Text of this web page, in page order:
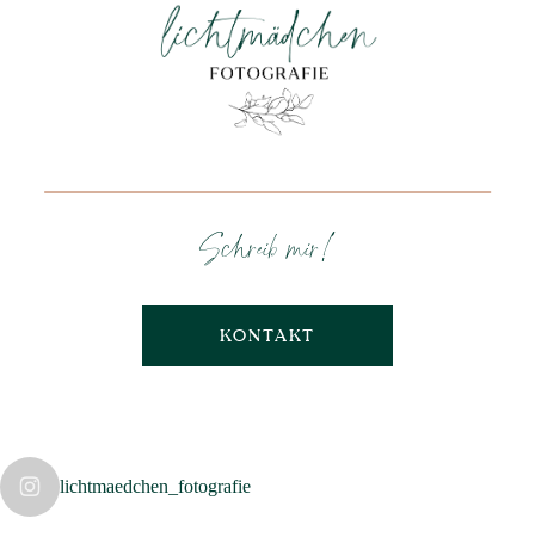
Schreib mir!
KONTAKT
lichtmaedchen_fotografie